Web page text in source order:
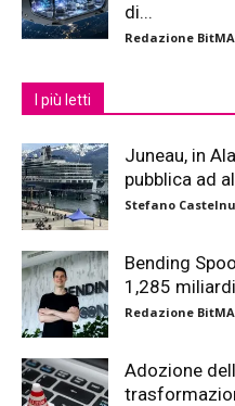
di...
Redazione
I più letti
Juneau, in
pubblica ad
Stefano
Bending
1,285
Redazione
Adozione